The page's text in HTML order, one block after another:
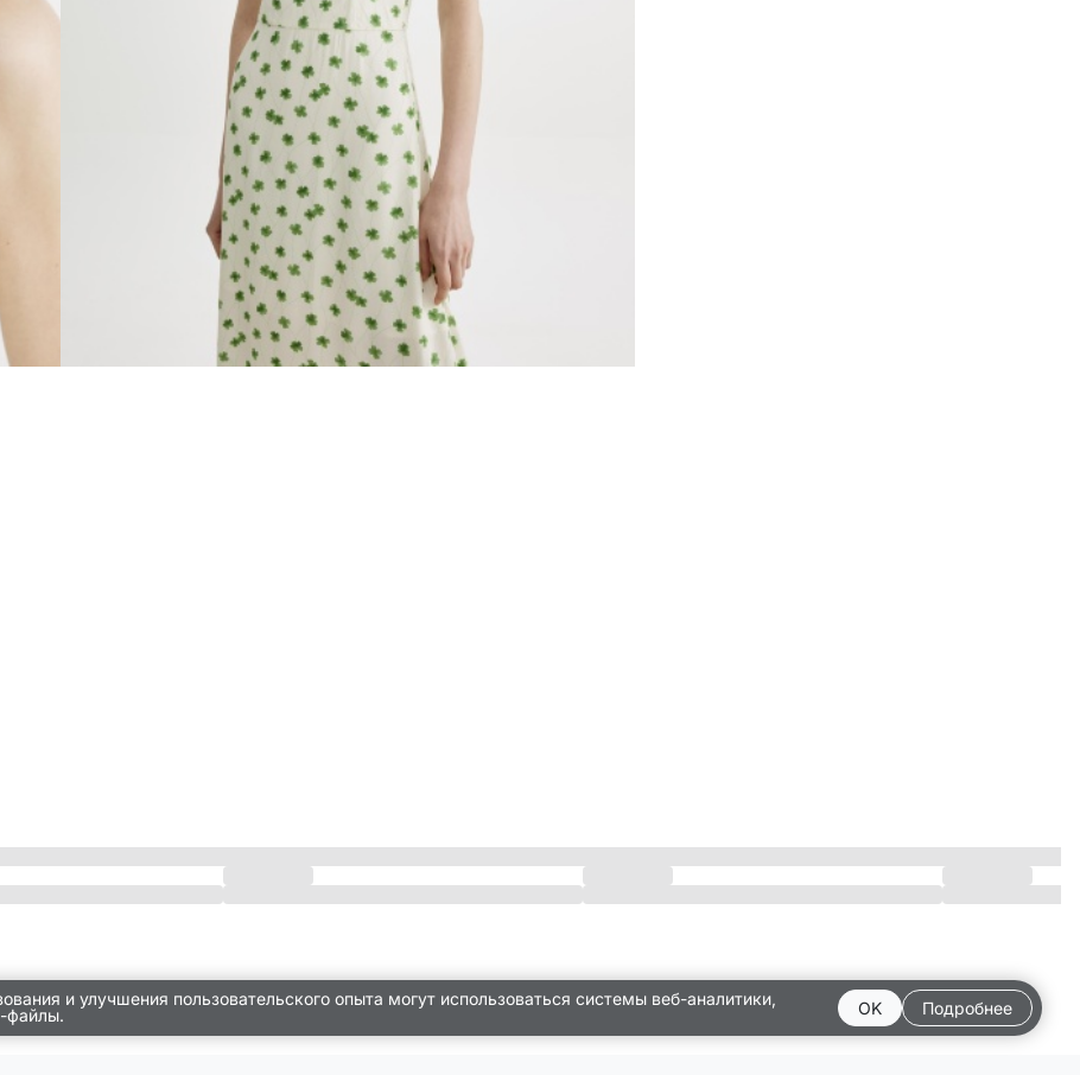
и улучшения пользовательского опыта могут использоваться системы веб-аналитики,
файлы.
OK Подробнее